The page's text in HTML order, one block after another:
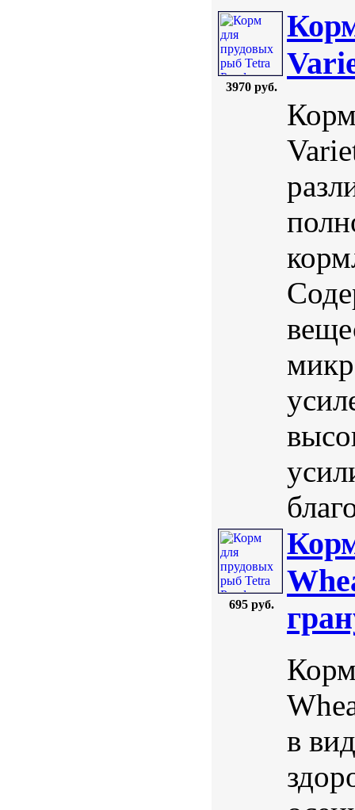
3970 руб.
695 руб.
в